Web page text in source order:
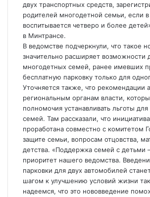
двух транспортных средств,
родителей многодетной семьи, если
воспитывается четверо и более
в Минтрансе.
В ведомстве подчеркнули, что такое
значительно расширяет возможности
многодетных семей, ранее имевших
бесплатную парковку только для
Уточняется также, что рекомендации
региональным органам власти,
полномочия устанавливать льготы
семей. Там рассказали, что
проработана совместно с комитетом
защите семьи, вопросам отцовства,
детства. «Поддержка семей с детьми
приоритет нашего ведомства.
парковки для двух автомобилей
шагом к улучшению условий жизни
надеемся, что это нововведение